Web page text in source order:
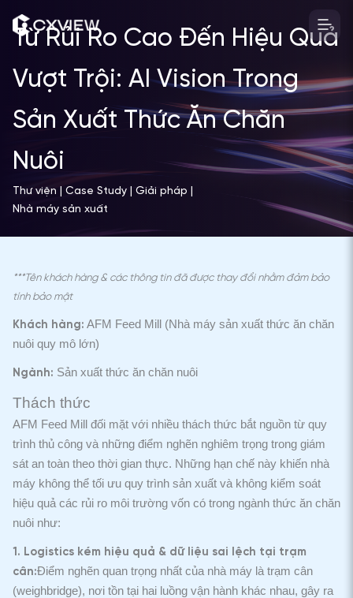
tớiTừ Rủi Ro Cao Đến Hiệu Quả
Vượt Trội: AI Vision Trong
Sản Xuất Thức Ăn Chăn
Nuôi
Thư viện | Case Study | Giải pháp |
Nhà máy sản xuất
***Tên khách hàng & các thông tin đã được thay đổi nhằm đảm bảo
tính bảo mật
Khách hàng: AFM Feed Mill (Nhà máy sản xuất thức ăn chăn
nuôi quy mô lớn)
Ngành: Sản xuất thức ăn chăn nuôi
Thách thức
AFM Feed Mill đối mặt với nhiều thách thức bắt nguồn từ quy
trình thủ công và những điểm nghẽn nghiêm trọng trong giám
sát an toàn theo thời gian thực. Những hạn chế này khiến nhà
máy không thể tối ưu quy trình sản xuất và không kiểm soát
hiệu quả các rủi ro môi trường vốn có trong ngành thức ăn chăn
nuôi như:
1. Logistics kém hiệu quả & dữ liệu sai lệch tại trạm
cân:Điểm nghẽn quan trọng nhất của nhà máy là trạm cân
(weighbridge), nơi tồn tại hai luồng vận hành khác nhau, gây ra